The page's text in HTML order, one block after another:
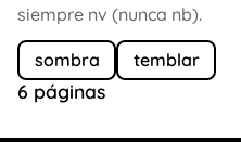
siempre nv (nunca nb).
sombra temblar
6 páginas